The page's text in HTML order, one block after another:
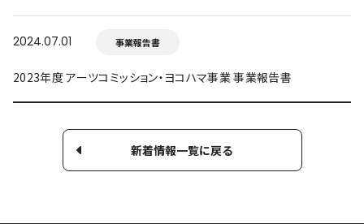
2024.07.01 事業報告書
2023年度 アーツコミッション・ヨコハマ事業 事業報告書
新着情報一覧に戻る